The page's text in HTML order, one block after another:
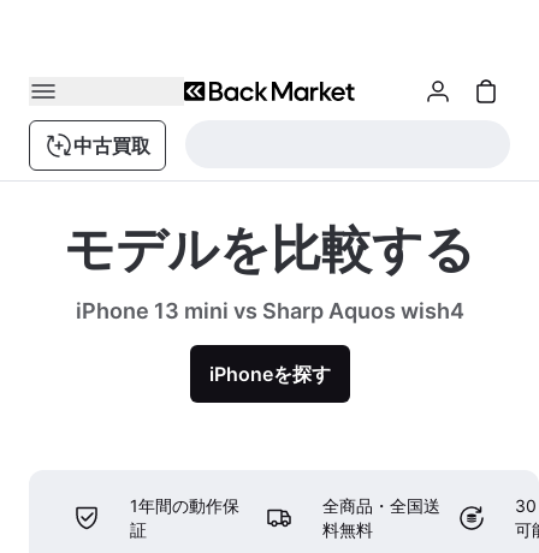
中古買取
モデルを比較する
iPhone 13 mini vs Sharp Aquos wish4
iPhoneを探す
1年間の動作保
証
全商品・全国送
料無料
30
可